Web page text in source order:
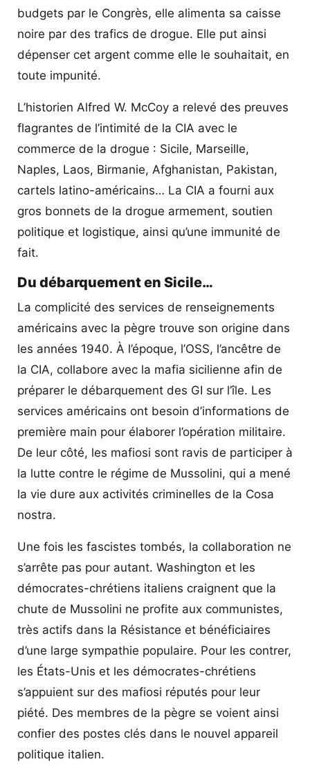
budgets par le Congrès, elle alimenta sa caisse
noire par des trafics de drogue. Elle put ainsi
dépenser cet argent comme elle le souhaitait, en
toute impunité.
L’historien Alfred W. McCoy a relevé des preuves
flagrantes de l’intimité de la CIA avec le
commerce de la drogue : Sicile, Marseille,
Naples, Laos, Birmanie, Afghanistan, Pakistan,
cartels latino-américains… La CIA a fourni aux
gros bonnets de la drogue armement, soutien
politique et logistique, ainsi qu’une immunité de
fait.
Du débarquement en Sicile…
La complicité des services de renseignements
américains avec la pègre trouve son origine dans
les années 1940. À l’époque, l’OSS, l’ancêtre de
la CIA, collabore avec la mafia sicilienne afin de
préparer le débarquement des GI sur l’île. Les
services américains ont besoin d’informations de
première main pour élaborer l’opération militaire.
De leur côté, les mafiosi sont ravis de participer à
la lutte contre le régime de Mussolini, qui a mené
la vie dure aux activités criminelles de la Cosa
nostra.
Une fois les fascistes tombés, la collaboration ne
s’arrête pas pour autant. Washington et les
démocrates-chrétiens italiens craignent que la
chute de Mussolini ne profite aux communistes,
très actifs dans la Résistance et bénéficiaires
d’une large sympathie populaire. Pour les contrer,
les États-Unis et les démocrates-chrétiens
s’appuient sur des mafiosi réputés pour leur
piété. Des membres de la pègre se voient ainsi
confier des postes clés dans le nouvel appareil
politique italien.